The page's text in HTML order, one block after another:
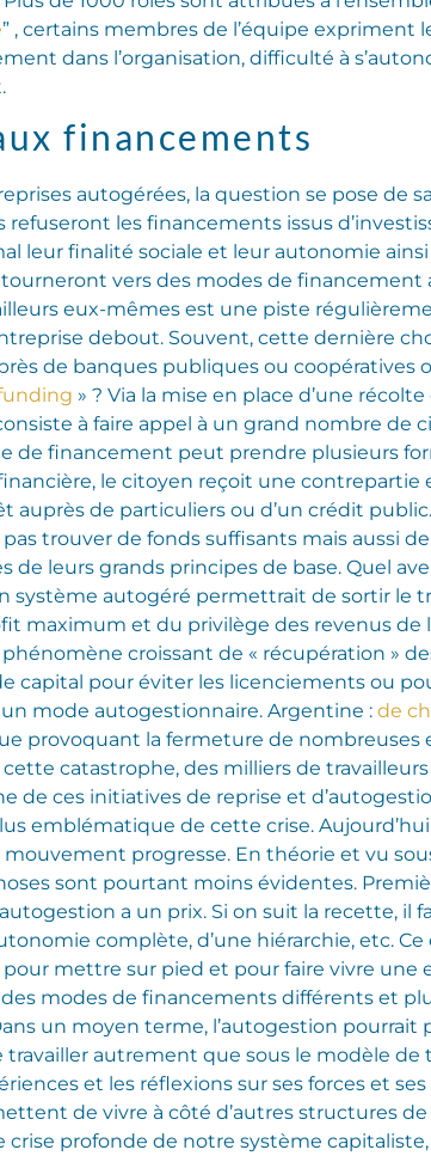
” , certains membres de l’équipe
dans l’organisation, difficulté à
financements
autogérées, la question se pose de
les financements issus
leur finalité sociale et leur autonomie
vers des modes de financement
eux-mêmes est une piste
debout. Souvent, cette dernière
de banques publiques ou coopératives
» ? Via la mise en place d’une
à faire appel à un grand nombre de
financement peut prendre plusieurs
le citoyen reçoit une contrepartie
auprès de particuliers ou d’un crédit
trouver de fonds suffisants mais aussi
de leurs grands principes de base. Quel
système autogéré permettrait de sortir le
maximum et du privilège des revenus de
croissant de « récupération »
capital pour éviter les licenciements ou
mode autogestionnaire. Argentine : de
provoquant la fermeture de
cette catastrophe, des milliers de
de ces initiatives de reprise et
emblématique de cette crise.
progresse. En théorie et vu
sont pourtant moins évidentes.
a un prix. Si on suit la recette,
complète, d’une hiérarchie, etc.
mettre sur pied et pour faire vivre une
modes de financements différents et
un moyen terme, l’autogestion
autrement que sous le modèle de
et les réflexions sur ses forces et
de vivre à côté d’autres structures
crise profonde de notre système